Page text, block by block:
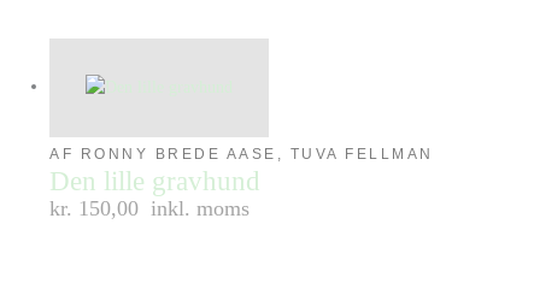
AF RONNY BREDE AASE, TUVA FELLMAN
Den lille gravhund
kr. 150,00 inkl. moms